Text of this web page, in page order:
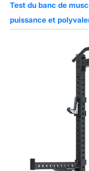
Test du banc de
puissance et